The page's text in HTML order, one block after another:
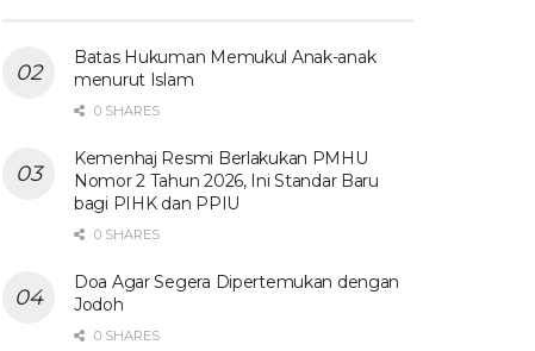
Batas Hukuman Memukul Anak-anak
menurut Islam
0 SHARES
Kemenhaj Resmi Berlakukan PMHU
Nomor 2 Tahun 2026, Ini Standar Baru
bagi PIHK dan PPIU
0 SHARES
Doa Agar Segera Dipertemukan dengan
Jodoh
0 SHARES